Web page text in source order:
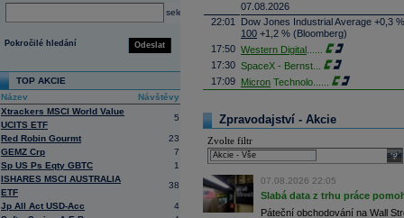
select
Odeslat
Pokročilé hledání
TOP AKCIE
Název
Návštěvy
Xtrackers MSCI World Value
UCITS ETF
5
Red Robin Gourmt
23
GEMZ Crp
7
Sp US Ps Eqty GBTC
1
ISHARES MSCI AUSTRALIA
ETF
38
Jp All Act USD-Acc
4
07.08.2026
22:01
Dow Jones Industrial Average +0,3
100 +1,2 % (Bloomberg)
17:50 Western Digital
17:30 SpaceX - Bernst
17:09 Micron Technolo
16:26
Objem obchodů s akciemi na
obchodů za poslední rok je 0,665
16:23 Zvýšení výroby balistických střel
nějakou dobu potrvá. Agentuře
Armin Papperger. Společná výroba
doplnit arzenál Spojeným státům,
(ČTK)
16:07 Conocophillips
Zpravodajství - Akcie
Zvolte filtr
07.08.2026 22:05
Slabá data z trhu práce
Páteční obchodování na Wall